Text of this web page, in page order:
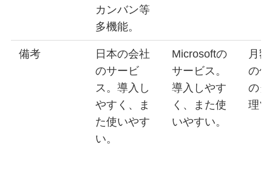
カンバン等
多機能。
備考
日本の会社
のサービ
ス。導入し
やすく、ま
た使いやす
い。
Microsoftの
サービス。
導入しやす
く、また使
いやすい。
月
の
の
理